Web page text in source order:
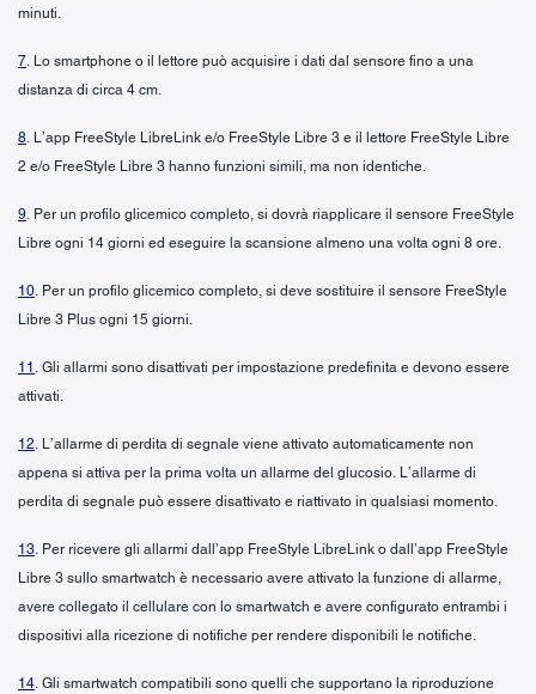
minuti.
7. Lo smartphone o il lettore può acquisire i dati dal sensore fino a una
distanza di circa 4 cm.
8. L’app FreeStyle LibreLink e/o FreeStyle Libre 3 e il lettore FreeStyle Libre
2 e/o FreeStyle Libre 3 hanno funzioni simili, ma non identiche.
9. Per un profilo glicemico completo, si dovrà riapplicare il sensore FreeStyle
Libre ogni 14 giorni ed eseguire la scansione almeno una volta ogni 8 ore.
10. Per un profilo glicemico completo, si deve sostituire il sensore FreeStyle
Libre 3 Plus ogni 15 giorni.
11 . Gli allarmi sono disattivati per impostazione predefinita e devono essere
attivati.
12. L’allarme di perdita di segnale viene attivato automaticamente non
appena si attiva per la prima volta un allarme del glucosio. L’allarme di
perdita di segnale può essere disattivato e riattivato in qualsiasi momento.
13. Per ricevere gli allarmi dall’app FreeStyle LibreLink o dall’app FreeStyle
Libre 3 sullo smartwatch è necessario avere attivato la funzione di allarme,
avere collegato il cellulare con lo smartwatch e avere configurato entrambi i
dispositivi alla ricezione di notifiche per rendere disponibili le notifiche.
14. Gli smartwatch compatibili sono quelli che supportano la riproduzione